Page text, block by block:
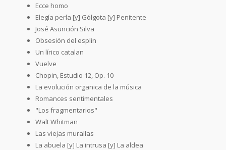
Ecce homo
Elegía perla [y] Gólgota [y] Penitente
José Asunción Silva
Obsesión del esplin
Un lírico catalan
Vuelve
Chopin, Estudio 12, Op. 10
La evolución organica de la música
Romances sentimentales
"Los fragmentarios"
Walt Whitman
Las viejas murallas
La abuela [y] La intrusa [y] La aldea